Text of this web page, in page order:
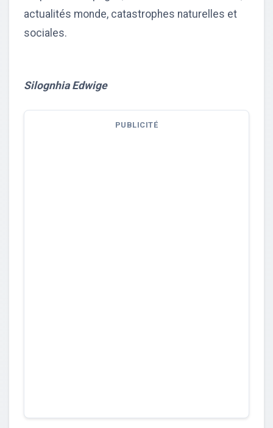
actualités monde, catastrophes naturelles et
sociales.
Silognhia Edwige
PUBLICITÉ